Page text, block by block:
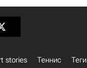
stories Теннис Теги